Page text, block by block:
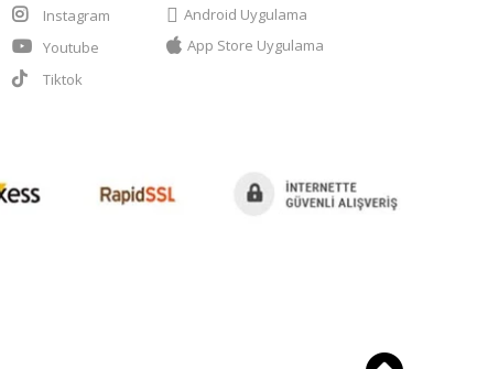
Instagram
Youtube
Tiktok
Android Uygulama
App Store Uygulama